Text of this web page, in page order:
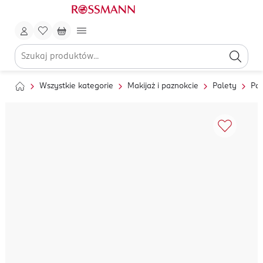
Wszystkie kategorie Makijaż i paznokcie Palety